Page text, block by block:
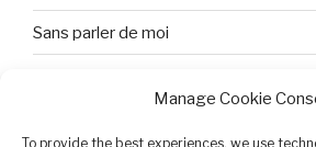
Manage Cookie
To provide the best experiences, we use
Sans parler de moi